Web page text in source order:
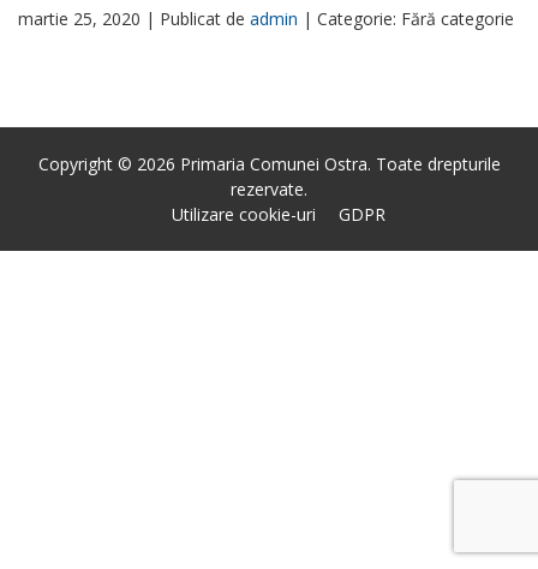
martie 25, 2020 | Publicat de admin | Categorie: Fără categorie
Copyright © 2026 Primaria Comunei Ostra. Toate drepturile
rezervate.
Utilizare cookie-uri
GDPR